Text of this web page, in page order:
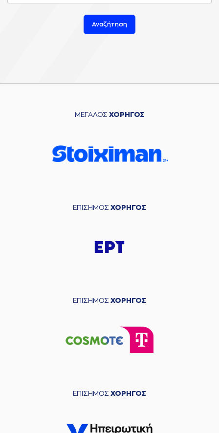
Αναζήτηση
ΜΕΓΑΛΟΣ ΧΟΡΗΓΟΣ
ΕΠΙΣΗΜΟΣ ΧΟΡΗΓΟΣ
ΕΠΙΣΗΜΟΣ ΧΟΡΗΓΟΣ
ΕΠΙΣΗΜΟΣ ΧΟΡΗΓΟΣ